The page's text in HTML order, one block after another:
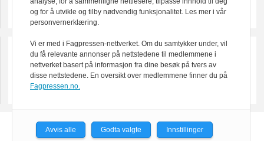
Powered by Labrador CMS
og for å utvikle og tilby nødvendig funksjonalitet. Les mer i vår
personvernerklæring.
Vi er med i Fagpressen-nettverket. Om du samtykker under, vil
du få relevante annonser på nettstedene til medlemmene i
nettverket basert på informasjon fra dine besøk på tvers av
disse nettstedene. En oversikt over medlemmene finner du på
Fagpressen.no.
Avvis alle Godta valgte Innstillinger